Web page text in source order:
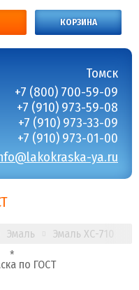
КОРЗИНА
Томск
+7 (800) 700-59-09
+7 (910) 973-59-08
+7 (910) 973-33-09
+7 (910) 973-01-00
ya.ru
Эмаль Эмаль ХС-710